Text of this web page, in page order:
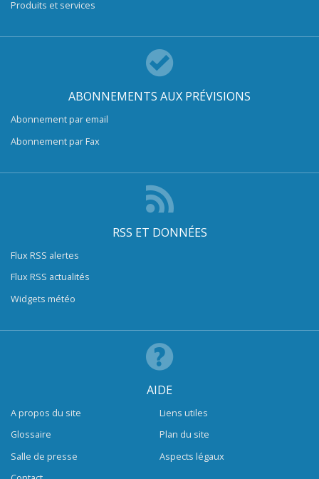
Produits et services
ABONNEMENTS AUX PRÉVISIONS
Abonnement par email
Abonnement par Fax
RSS ET DONNÉES
Flux RSS alertes
Flux RSS actualités
Widgets météo
AIDE
A propos du site
Glossaire
Salle de presse
Liens utiles
Plan du site
Aspects légaux